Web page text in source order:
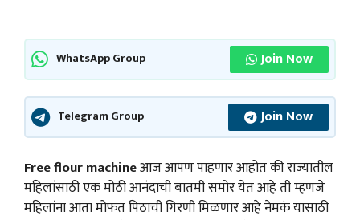
WhatsApp Group Join Now
Telegram Group Join Now
Free flour machineआज आपण पाहणार आहोत की राज्यातील
महिलांसाठी एक मोठी आनंदाची बातमी समोर येत आहे ती म्हणजे
महिलांना आता मोफत पिठाची गिरणी मिळणार आहे नेमकं यासाठी